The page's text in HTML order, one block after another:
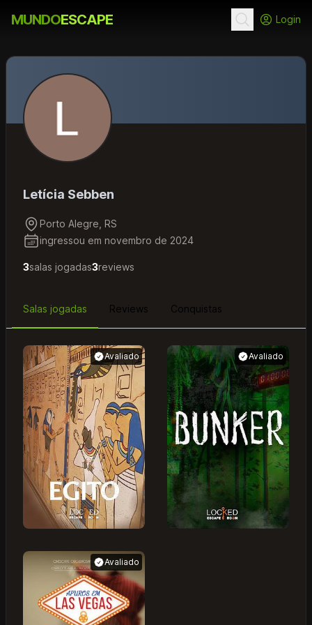
MUNDOESCAPE Login
Letícia Sebben
Porto Alegre, RS
ingressou em novembro de 2024
3salas jogadas3reviews
Salas jogadas Reviews Conquistas
Avaliado Avaliado
Avaliado